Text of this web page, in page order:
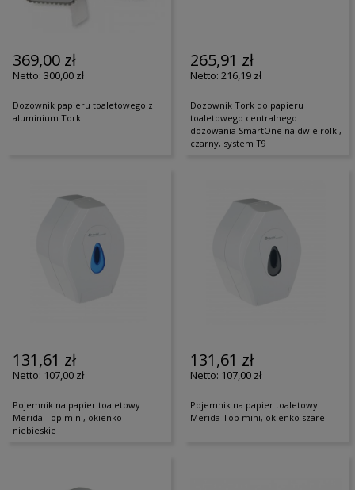
369,00 zł
300,00 zł
Dozownik papieru toaletowego z
aluminium Tork
265,91 zł
216,19 zł
Dozownik Tork do papieru
toaletowego centralnego
dozowania SmartOne na dwie rolki,
czarny, system T9
131,61 zł
107,00 zł
Pojemnik na papier toaletowy
Merida Top mini, okienko
niebieskie
131,61 zł
107,00 zł
Pojemnik na papier toaletowy
Merida Top mini, okienko szare